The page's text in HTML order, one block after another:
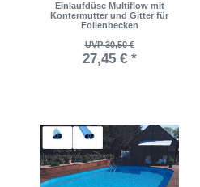
Einlaufdüse Multiflow mit
Kontermutter und Gitter für
Folienbecken
UVP 30,50 €
27,45 € *